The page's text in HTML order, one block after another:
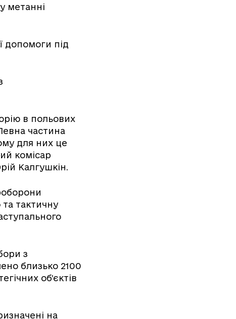
метанні
допомоги під
в польових
частина
для них це
комісар
Калгушкін.
тактичну
з
близько 2100
об’єктів
на